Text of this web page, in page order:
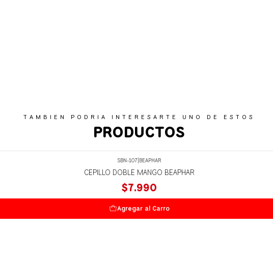
TAMBIEN PODRIA INTERESARTE UNO DE ESTOS
PRODUCTOS
SBN-107|BEAPHAR
CEPILLO DOBLE MANGO BEAPHAR
$7.990
Agregar al Carro